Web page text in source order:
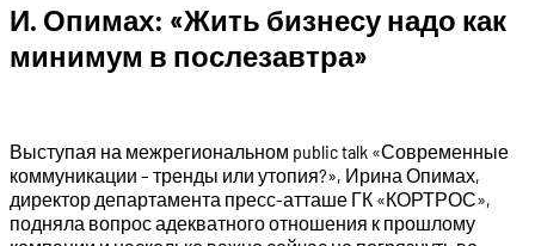
И. Опимах: «Жить бизнесу надо как
минимум в послезавтра»
Выступая на межрегиональном public talk «Современные
коммуникации – тренды или утопия?», Ирина Опимах,
директор департамента пресс-атташе ГК «КОРТРОС»,
подняла вопрос адекватного отношения к прошлому